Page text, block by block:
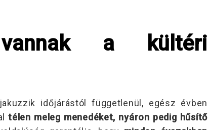
a kültéri
időjárástól függetlenül, egész évben
télen meleg menedéket, nyáron pedig hűsítő